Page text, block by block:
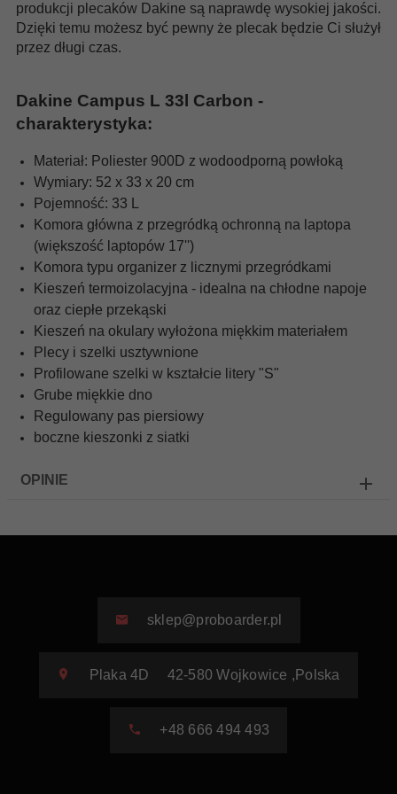
produkcji plecaków Dakine są naprawdę wysokiej jakości.
Dzięki temu możesz być pewny że plecak będzie Ci służył
przez długi czas.
Dakine Campus L 33l Carbon -
charakterystyka:
Materiał: Poliester 900D z wodoodporną powłoką
Wymiary: 52 x 33 x 20 cm
Pojemność: 33 L
Komora główna z przegródką ochronną na laptopa
(większość laptopów 17'')
Komora typu organizer z licznymi przegródkami
Kieszeń termoizolacyjna - idealna na chłodne napoje
oraz ciepłe przekąski
Kieszeń na okulary wyłożona miękkim materiałem
Plecy i szelki usztywnione
Profilowane szelki w kształcie litery "S"
Grube miękkie dno
Regulowany pas piersiowy
boczne kieszonki z siatki
OPINIE
sklep@proboarder.pl
Plaka 4D 42-580 Wojkowice , Polska
+48 666 494 493